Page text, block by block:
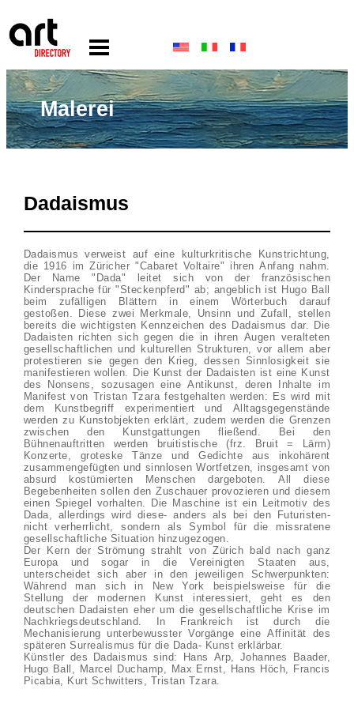
Malerei
Dadaismus
Dadaismus verweist auf eine kulturkritische Kunstrichtung,
die 1916 im Züricher "Cabaret Voltaire" ihren Anfang nahm.
Der Name "Dada" leitet sich von der französischen
Kindersprache für "Steckenpferd" ab; angeblich ist Hugo Ball
beim zufälligen Blättern in einem Wörterbuch darauf
gestoßen. Diese zwei Merkmale, Unsinn und Zufall, stellen
bereits die wichtigsten Kennzeichen des Dadaismus dar. Die
Dadaisten richten sich gegen die in ihren Augen veralteten
gesellschaftlichen und kulturellen Strukturen, vor allem aber
protestieren sie gegen den Krieg, dessen Sinnlosigkeit sie
manifestieren wollen. Die Kunst der Dadaisten ist eine Kunst
des Nonsens, sozusagen eine Antikunst, deren Inhalte im
Manifest von Tristan Tzara festgehalten werden: Es wird mit
dem Kunstbegriff experimentiert und Alltagsgegenstände
werden zu Kunstobjekten erklärt, zudem werden die Grenzen
zwischen den Kunstgattungen fließend. Bei den
Bühnenauftritten werden bruitistische (frz. Bruit = Lärm)
Konzerte, groteske Tänze und Gedichte aus inkohärent
zusammengefügten und sinnlosen Wortfetzen, insgesamt von
absurd kostümierten Menschen dargeboten. All diese
Begebenheiten sollen den Zuschauer provozieren und diesem
einen Spiegel vorhalten. Die Maschine ist ein Leitmotiv des
Dada, allerdings wird diese- anders als bei den Futuristen-
nicht verherrlicht, sondern als Symbol für die missratene
gesellschaftliche Situation hinzugezogen.
Der Kern der Strömung strahlt von Zürich bald nach ganz
Europa und sogar in die Vereinigten Staaten aus,
unterscheidet sich aber in den jeweiligen Schwerpunkten:
Während man sich in New York beispielsweise für die
Stellung der modernen Kunst interessiert, geht es den
deutschen Dadaisten eher um die gesellschaftliche Krise im
Nachkriegsdeutschland. In Frankreich ist durch die
Mechanisierung unterbewusster Vorgänge eine Affinität des
späteren Surrealismus für die Dada- Kunst erklärbar.
Künstler des Dadaismus sind: Hans Arp, Johannes Baader,
Hugo Ball, Marcel Duchamp, Max Ernst, Hans Höch, Francis
Picabia, Kurt Schwitters, Tristan Tzara.